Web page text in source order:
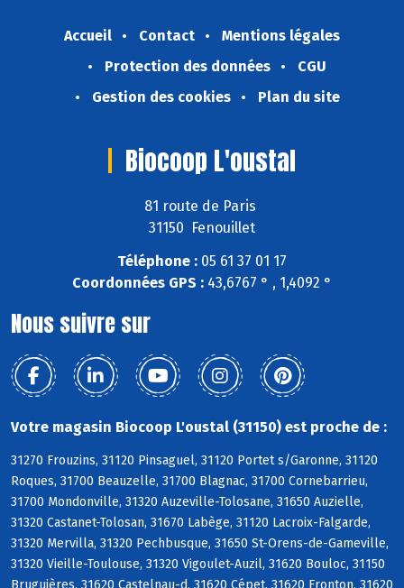
Accueil Contact
Mentions légales
Protection des données
CGU
Gestion des cookies
Plan du site
Biocoop L'oustal
81 route de Paris
31150 Fenouillet
Téléphone : 05 61 37 01 17
Coordonnées GPS : 43,6767 ° , 1,4092 °
Nous suivre sur
Votre magasin Biocoop L'oustal (31150) est proche de :
31270 Frouzins, 31120 Pinsaguel, 31120 Portet s/Garonne, 31120
Roques, 31700 Beauzelle, 31700 Blagnac, 31700 Cornebarrieu,
31700 Mondonville, 31320 Auzeville-Tolosane, 31650 Auzielle,
31320 Castanet-Tolosan, 31670 Labège, 31120 Lacroix-Falgarde,
31320 Mervilla, 31320 Pechbusque, 31650 St-Orens-de-Gameville,
31320 Vieille-Toulouse, 31320 Vigoulet-Auzil, 31620 Bouloc, 31150
Bruguières, 31620 Castelnau-d, 31620 Cépet, 31620 Fronton, 31620